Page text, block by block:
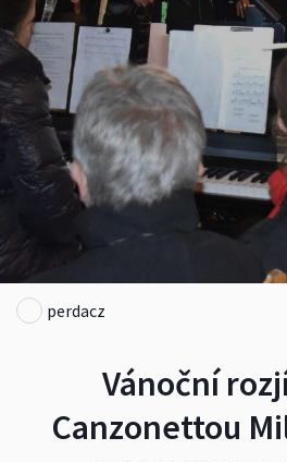
Vánoční
Canzonettou
perdacz